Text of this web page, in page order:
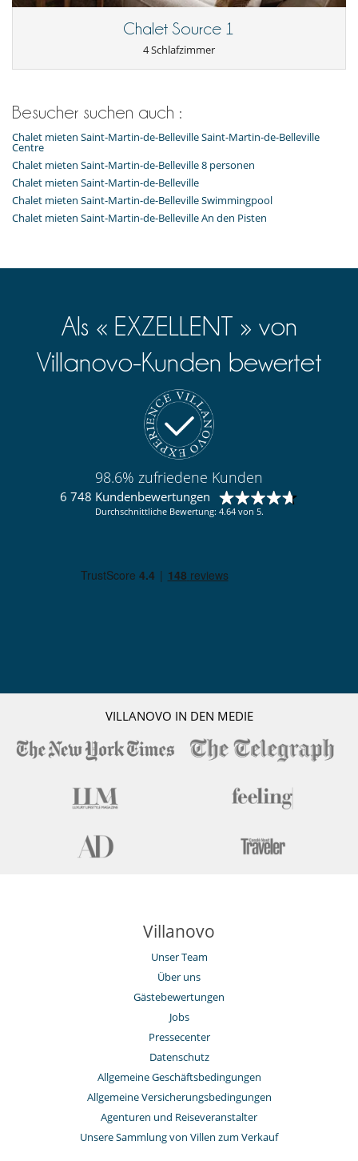
Chalet Source 1
4 Schlafzimmer
Besucher suchen auch :
Chalet mieten Saint-Martin-de-Belleville Saint-Martin-de-Belleville
Centre
Chalet mieten Saint-Martin-de-Belleville 8 personen
Chalet mieten Saint-Martin-de-Belleville
Chalet mieten Saint-Martin-de-Belleville Swimmingpool
Chalet mieten Saint-Martin-de-Belleville An den Pisten
Als « EXZELLENT » von
Villanovo-Kunden bewertet
98.6% zufriedene Kunden
6 748 Kundenbewertungen
Durchschnittliche Bewertung: 4.64 von 5.
VILLANOVO IN DEN MEDIE
Villanovo
Unser Team
Über uns
Gästebewertungen
Jobs
Pressecenter
Datenschutz
Allgemeine Geschäftsbedingungen
Allgemeine Versicherungsbedingungen
Agenturen und Reiseveranstalter
Unsere Sammlung von Villen zum Verkauf